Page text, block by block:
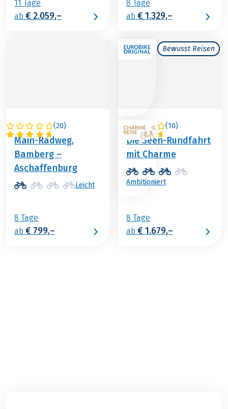
11 Tage
ab € 2.059,–
8 Tage
ab € 1.329,–
(20)
DEUTSCHLAND
Main-Radweg,
Bamberg –
Aschaffenburg
Leicht
8 Tage
ab € 799,–
Bewusst Reisen
(10)
ÖSTERREICH
Die Seen-Rundfahrt
mit Charme
Ambitioniert
8 Tage
ab € 1.679,–